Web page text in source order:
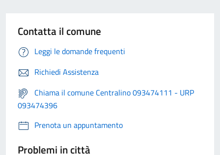
Contatta il comune
Leggi le domande frequenti
Richiedi Assistenza
Chiama il comune Centralino 093474111 - URP
093474396
Prenota un appuntamento
Problemi in città